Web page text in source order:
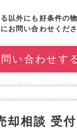
以外にも好条件の
お問い合わせくださ
い合わせす
却相談 受付